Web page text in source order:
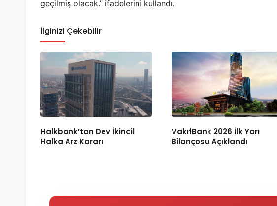
geçilmiş olacak.” ifadelerini kullandı.
İlginizi Çekebilir
Halkbank’tan Dev İkincil
Halka Arz Kararı
VakıfBank 2026 İlk Yarı
Bilançosu Açıklandı